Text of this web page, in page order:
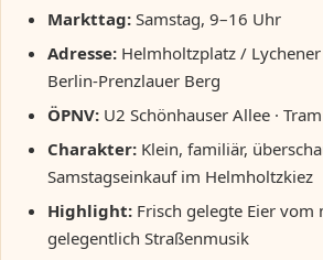
Markttag: Samstag, 9–16 Uhr
Adresse: Helmholtzplatz /
Berlin-Prenzlauer Berg
ÖPNV: U2 Schönhauser Allee ·
Charakter: Klein, familiär,
Samstagseinkauf im Helmholtzkiez
Highlight: Frisch gelegte Eier vom
gelegentlich Straßenmusik